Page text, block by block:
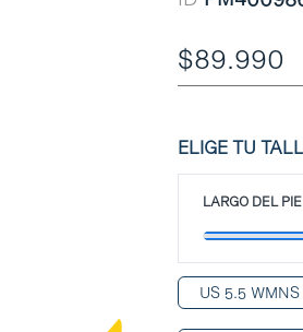
$89.990
ELIGE TU
LARGO DEL PIE
US 5.5 WMNS